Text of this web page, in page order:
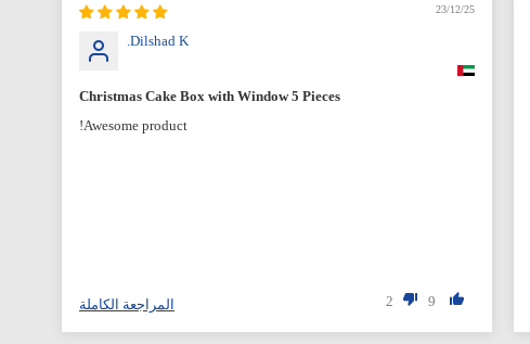
23/12/25
Dilshad K.
Christmas Cake Box with Window 5 Pieces
Awesome product!
9
2 المراجعة الكاملة